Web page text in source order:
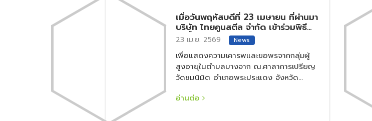
เมื่อวันพฤหัสบดีที่ 23 เมษายน ที่ผ่านมา
บริษัท ไทยคูนสตีล จำกัด เข้าร่วมพิธี
รดน้ำอวยพรปีใหม่ไทย
23 เม.ย. 2569 News
เพื่อแสดงความเคารพและขอพรจากกลุ่มผู้
สูงอายุในตำบลบางจาก ณ.ศาลาการเปรียญ
วัดชมนิมิต อำเภอพระประแดง จังหวัด
อ่านต่อ